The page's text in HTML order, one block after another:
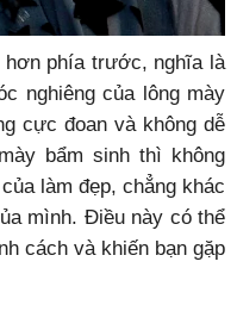
hơn phía trước, nghĩa là
nghiêng của lông mày
cực đoan và không dễ
bẩm sinh thì không
làm đẹp, chẳng khác
mình. Điều này có thể
cách và khiến bạn gặp